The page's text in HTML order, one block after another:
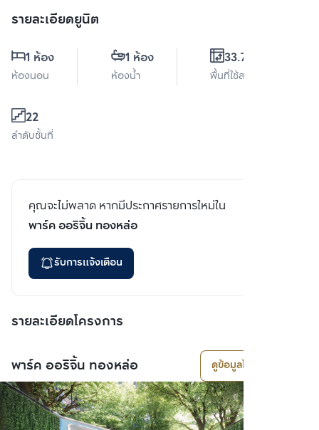
รายละเอียดยูนิต
1 ห้อง
ห้องนอน
1 ห้อง
ห้องน้ำ
33.76 ตร.ม.
พื้นที่ใช้สอย
22
ลำดับชั้นที่
คุณจะไม่พลาด หากมีประกาศรายการใหม่ใน
พาร์ค ออริจิ้น ทองหล่อ
รับการแจ้งเตือน
รายละเอียดโครงการ
พาร์ค ออริจิ้น ทองหล่อ ดูข้อมูลโครงการ